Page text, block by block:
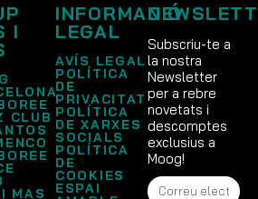
I
CLUB
MAS
INFORMACIÓ
LEGAL
AVÍS LEGAL
POLÍTICA
DE
PRIVACITAT
POLÍTICA
DE XARXES
SOCIALS
POLÍTICA
DE
COOKIES
ESPAI
Subscriu-te a
la nostra
Newsletter
per a rebre
novetats i
descomptes
exclusius a
Moog!